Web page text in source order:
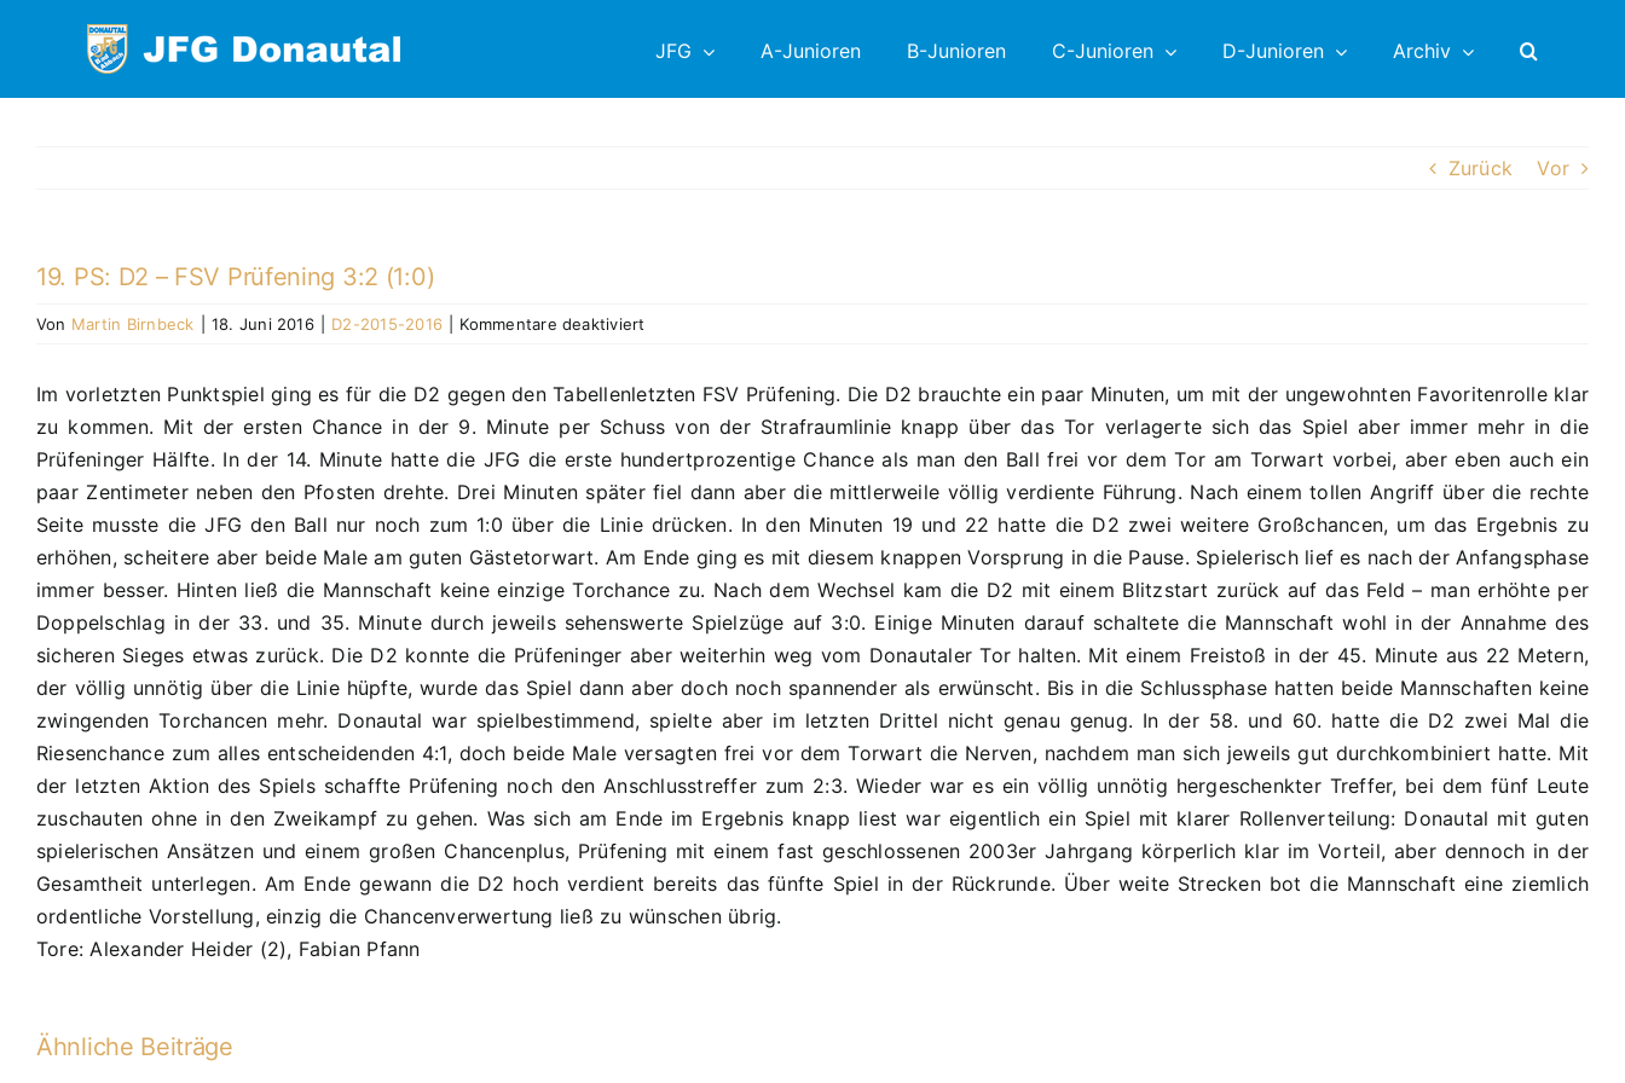
JFG A-Junioren B-Junioren C-Junioren D-Junioren Archiv
Zurück Vor
19. PS: D2 – FSV Prüfening 3:2 (1:0)
Von Martin Birnbeck 18. Juni 2016 D2-2015-2016 Kommentare deaktiviert
D2
–
FSV
Prüfening
(1:0)
Im vorletzten Punktspiel ging es für die D2 gegen den Tabellenletzten FSV Prüfening. Die D2 brauchte ein paar Minuten, um mit der ungewohnten Favoritenrolle klar
zu kommen. Mit der ersten Chance in der 9. Minute per Schuss von der Strafraumlinie knapp über das Tor verlagerte sich das Spiel aber immer mehr in die
Prüfeninger Hälfte. In der 14. Minute hatte die JFG die erste hundertprozentige Chance als man den Ball frei vor dem Tor am Torwart vorbei, aber eben auch ein
paar Zentimeter neben den Pfosten drehte. Drei Minuten später fiel dann aber die mittlerweile völlig verdiente Führung. Nach einem tollen Angriff über die rechte
Seite musste die JFG den Ball nur noch zum 1:0 über die Linie drücken. In den Minuten 19 und 22 hatte die D2 zwei weitere Großchancen, um das Ergebnis zu
erhöhen, scheitere aber beide Male am guten Gästetorwart. Am Ende ging es mit diesem knappen Vorsprung in die Pause. Spielerisch lief es nach der Anfangsphase
immer besser. Hinten ließ die Mannschaft keine einzige Torchance zu. Nach dem Wechsel kam die D2 mit einem Blitzstart zurück auf das Feld – man erhöhte per
Doppelschlag in der 33. und 35. Minute durch jeweils sehenswerte Spielzüge auf 3:0. Einige Minuten darauf schaltete die Mannschaft wohl in der Annahme des
sicheren Sieges etwas zurück. Die D2 konnte die Prüfeninger aber weiterhin weg vom Donautaler Tor halten. Mit einem Freistoß in der 45. Minute aus 22 Metern,
der völlig unnötig über die Linie hüpfte, wurde das Spiel dann aber doch noch spannender als erwünscht. Bis in die Schlussphase hatten beide Mannschaften keine
zwingenden Torchancen mehr. Donautal war spielbestimmend, spielte aber im letzten Drittel nicht genau genug. In der 58. und 60. hatte die D2 zwei Mal die
Riesenchance zum alles entscheidenden 4:1, doch beide Male versagten frei vor dem Torwart die Nerven, nachdem man sich jeweils gut durchkombiniert hatte. Mit
der letzten Aktion des Spiels schaffte Prüfening noch den Anschlusstreffer zum 2:3. Wieder war es ein völlig unnötig hergeschenkter Treffer, bei dem fünf Leute
zuschauten ohne in den Zweikampf zu gehen. Was sich am Ende im Ergebnis knapp liest war eigentlich ein Spiel mit klarer Rollenverteilung: Donautal mit guten
spielerischen Ansätzen und einem großen Chancenplus, Prüfening mit einem fast geschlossenen 2003er Jahrgang körperlich klar im Vorteil, aber dennoch in der
Gesamtheit unterlegen. Am Ende gewann die D2 hoch verdient bereits das fünfte Spiel in der Rückrunde. Über weite Strecken bot die Mannschaft eine ziemlich
ordentliche Vorstellung, einzig die Chancenverwertung ließ zu wünschen übrig.
Tore: Alexander Heider (2), Fabian Pfann
Ähnliche Beiträge